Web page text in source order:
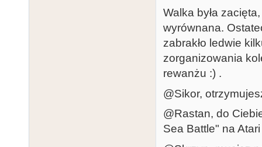
Walka była
wyrównana.
zabrakło ledwie
zorganizowania
rewanżu :) .
@Sikor,
@Rastan, do
Sea Battle" na